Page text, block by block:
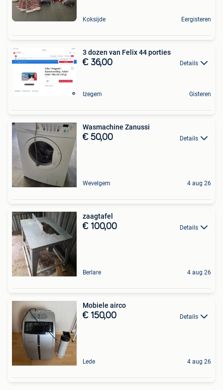
Koksijde Eergisteren
3 dozen van Felix 44 porties
€ 36,00 Details
Izegem Gisteren
Wasmachine Zanussi
€ 50,00 Details
Wevelgem 4 aug 26
zaagtafel
€ 100,00 Details
Berlare 4 aug 26
Mobiele airco
€ 150,00 Details
Lede 4 aug 26